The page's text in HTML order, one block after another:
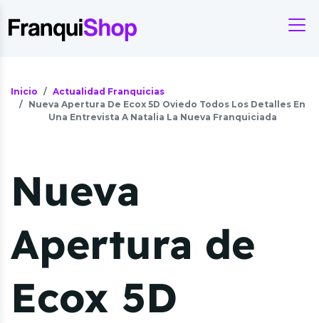
Inicio
Actualidad Franquicias
Nueva Apertura De Ecox 5D Oviedo Todos Los Detalles En
Una Entrevista A Natalia La Nueva Franquiciada
Nueva
Apertura de
Ecox 5D